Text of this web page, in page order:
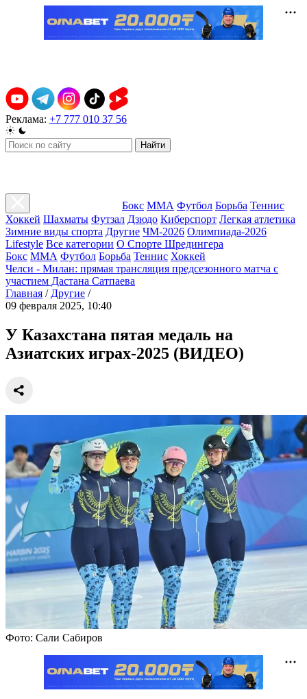
Реклама: +7 777 010 37 56
Найти
Бокс ММА Футбол Борьба Теннис
Хоккей Шахматы Футзал Дзюдо Киберспорт Легкая атлетика
Зимние виды спорта Другие ЧМ-2026 Олимпиада-2026
Lifestyle Все категории О Спорте Шредингера
Бокс ММА Футбол Борьба Теннис Хоккей
Челси - Милан: прямая трансляция предсезонного матча с
участием Дастана Сатпаева
Главная / Другие /
09 февраля 2025, 10:40
У Казахстана пятая медаль на
Азиатских играх-2025 (ВИДЕО)
Фото: Сали Сабиров